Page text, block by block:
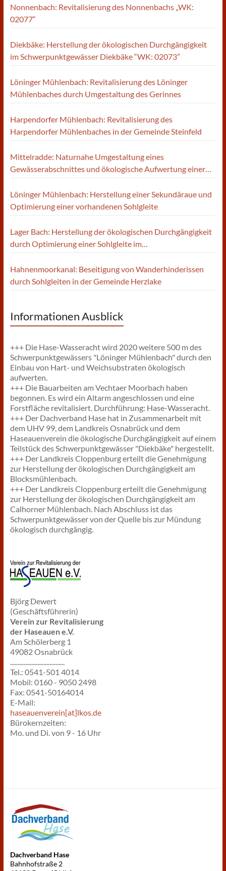
Nonnenbach: Revitalisierung des Nonnenbachs „WK:
02077“
Diekbäke: Herstellung der ökologischen Durchgängigkeit
im Schwerpunktgewässer Diekbäke “WK: 02073”
Löninger Mühlenbach: Revitalisierung des Löninger
Mühlenbaches durch Umgestaltung des Gerinnes
Harpendorfer Mühlenbach: Revitalisierung des
Harpendorfer Mühlenbaches in der Gemeinde Steinfeld
Mittelradde: Naturnahe Umgestaltung eines
Gewässerabschnittes und ökologische Aufwertung einer
Löninger Mühlenbach: Herstellung einer Sekundäraue und
Optimierung einer vorhandenen Sohlgleite
Lager Bach: Herstellung der ökologischen Durchgängigkeit
durch Optimierung einer Sohlgleite im
Hahnenmoorkanal: Beseitigung von Wanderhinderissen
durch Sohlgleiten in der Gemeinde Herzlake
Informationen Ausblick
+++ Die Hase-Wasseracht wird 2020 weitere 500 m des
Schwerpunktgewässers "Löninger Mühlenbach" durch den
Einbau von Hart- und Weichsubstraten ökologisch
aufwerten.
+++ Die Bauarbeiten am Vechtaer Moorbach haben
begonnen. Es wird ein Altarm angeschlossen und eine
Forstfläche revitalisiert. Durchführung: Hase-Wasseracht.
+++ Der Dachverband Hase hat in Zusammenarbeit mit
dem UHV 99, dem Landkreis Osnabrück und dem
Haseauenverein die ökologische Durchgängigkeit auf einem
Teilstück des Schwerpunktgewässer "Diekbäke" hergestellt.
+++ Der Landkreis Cloppenburg erteilt die Genehmigung
zur Herstellung der ökologischen Durchgängigkeit am
Blocksmühlenbach.
+++ Der Landkreis Cloppenburg erteilt die Genehmigung
zur Herstellung der ökologischen Durchgängigkeit am
Calhorner Mühlenbach. Nach Abschluss ist das
Schwerpunktgewässer von der Quelle bis zur Mündung
ökologisch durchgängig.
Björg Dewert
(Geschäftsführerin)
Verein zur Revitalisierung
der Haseauen e.V.
Am Schölerberg 1
49082 Osnabrück
....................................
Tel.: 0541-501 4014
Mobil: 0160 - 9050 2498
Fax: 0541-50164014
E-Mail:
haseauenverein[at]lkos.de
Bürokernzeiten:
Mo. und Di. von 9 - 16 Uhr
Dachverband Hase
Bahnhofstraße 2